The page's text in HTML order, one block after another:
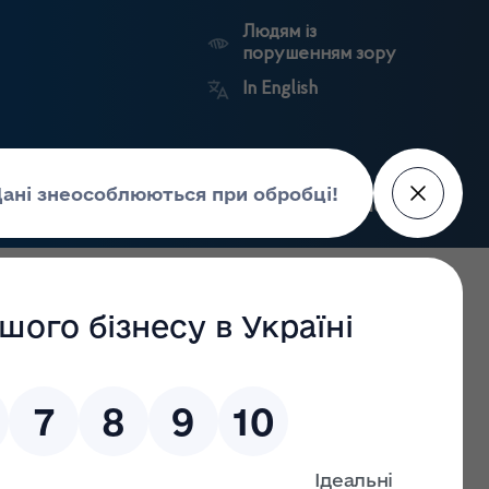
Людям із
порушенням зору
In English
центр Пошук
нагляд
реєстри
портал
Держлікслужби
на 03.04.2022